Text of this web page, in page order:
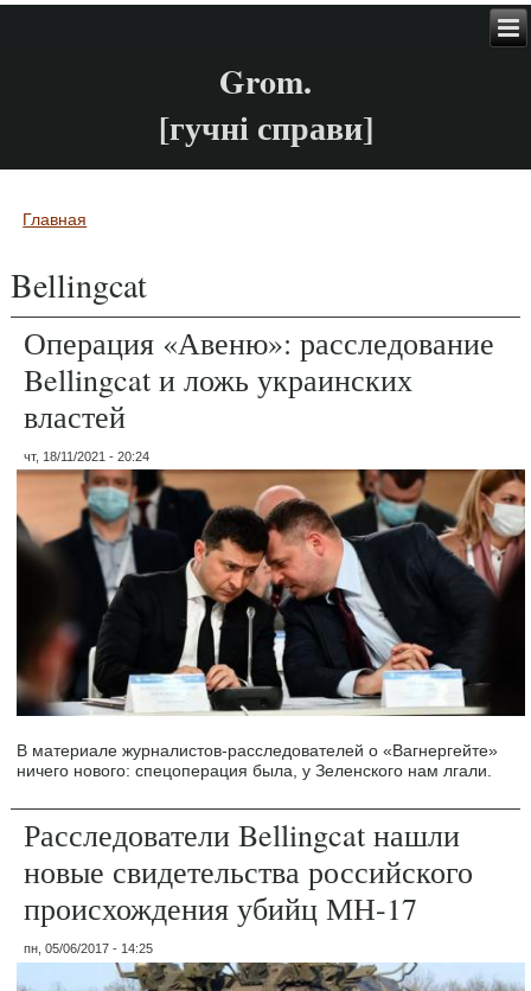
Grom.
[гучні справи]
Вы здесь
Главная
Bellingcat
Операция «Авеню»: расследование
Bellingcat и ложь украинских
властей
чт, 18/11/2021 - 20:24
В материале журналистов-расследователей о «Вагнергейте»
ничего нового: спецоперация была, у Зеленского нам лгали.
Расследователи Bellingcat нашли
новые свидетельства российского
происхождения убийц МН-17
пн, 05/06/2017 - 14:25